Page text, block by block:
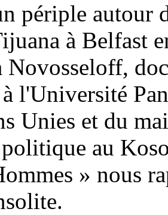
périple autour
à Belfast
Novosseloff,
l'Université
Unies et du
au
» nous